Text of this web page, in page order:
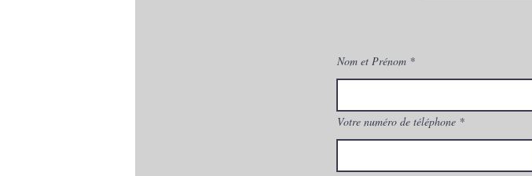
Nom et Prénom
Votre numéro de téléphone